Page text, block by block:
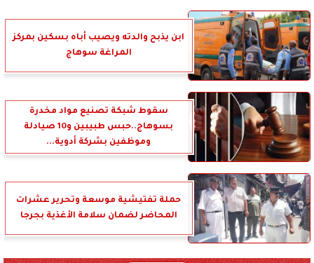
ابن يذبح والدته ويصيب أباه بسكين بمركز
المراغة سوهاج
سقوط شبكة تصنيع مواد مخدرة
بسوهاج..حبس طبيبين و10 صيادلة
وموظفين بشركة أدوية...
حملة تفتيشية موسعة وتحرير عشرات
المحاضر لضمان سلامة الأغذية بجرجا